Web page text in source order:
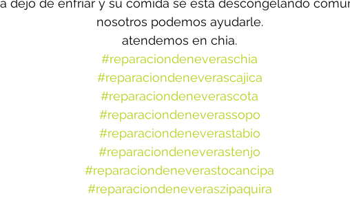
dejo de enfriar y su comida se esta descongelando
nosotros podemos ayudarle.
atendemos en chia.
#reparaciondeneveraschia
#reparaciondeneverascajica
#reparaciondeneverascota
#reparaciondeneverassopo
#reparaciondeneverastabio
#reparaciondeneverastenjo
#reparaciondeneverastocancipa
#reparaciondeneveraszipaquira